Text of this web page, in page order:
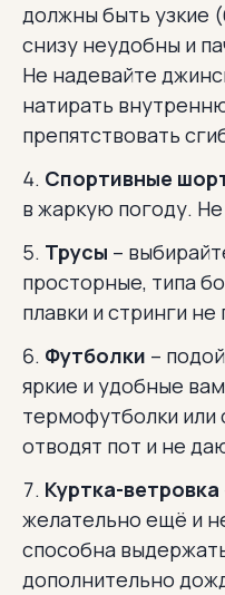
должны быть узкие
снизу неудобны и
Не надевайте
натирать
препятствовать
Спортивные
в жаркую погоду.
Трусы –
просторные, типа
плавки и стринги
Футболки –
яркие и удобные
термофутболки или
отводят пот и не
Куртка-ветровка
желательно ещё и
способна
дополнительно